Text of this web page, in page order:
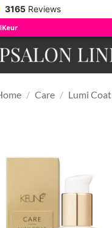
3165 Reviews
/ Care / Lumi Coat